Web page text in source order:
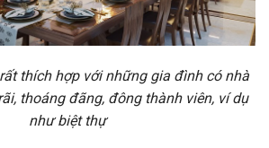
thích hợp với những gia đình có nhà
thoáng đãng, đông thành viên, ví dụ
như biệt thự